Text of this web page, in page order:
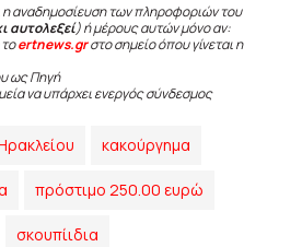
αναδημοσίευση των πληροφοριών του
αυτολεξεί) ή μέρους αυτών μόνο αν:
ertnews.grστο σημείο όπου γίνεται η
ως Πηγή
να υπάρχει ενεργός σύνδεσμος
κακούργημα
πρόστιμο 250.00 ευρώ
σκουπίιδια